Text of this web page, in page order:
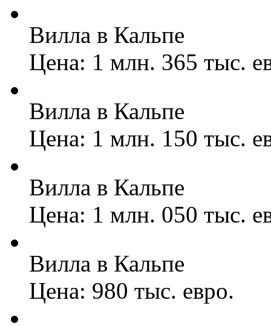
Вилла в Кальпе
Цена: 1 млн. 365 тыс.
Вилла в Кальпе
Цена: 1 млн. 150 тыс.
Вилла в Кальпе
Цена: 1 млн. 050 тыс.
Вилла в Кальпе
Цена: 980 тыс. евро.